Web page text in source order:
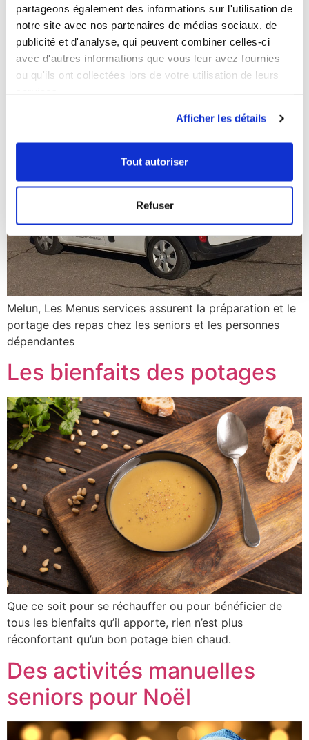
partageons également des informations sur l'utilisation de
notre site avec nos partenaires de médias sociaux, de
publicité et d'analyse, qui peuvent combiner celles-ci
avec d'autres informations que vous leur avez fournies
ou qu'ils ont collectées lors de votre utilisation de leurs
Afficher les détails
Tout autoriser
Refuser
Melun : Ils livrent les repas
aux aînés et aux personnes
dépendantes
Melun, Les Menus services assurent la préparation et le
portage des repas chez les seniors et les personnes
dépendantes
Les bienfaits des potages
Que ce soit pour se réchauffer ou pour bénéficier de
tous les bienfaits qu’il apporte, rien n’est plus
réconfortant qu’un bon potage bien chaud.
Des activités manuelles
seniors pour Noël